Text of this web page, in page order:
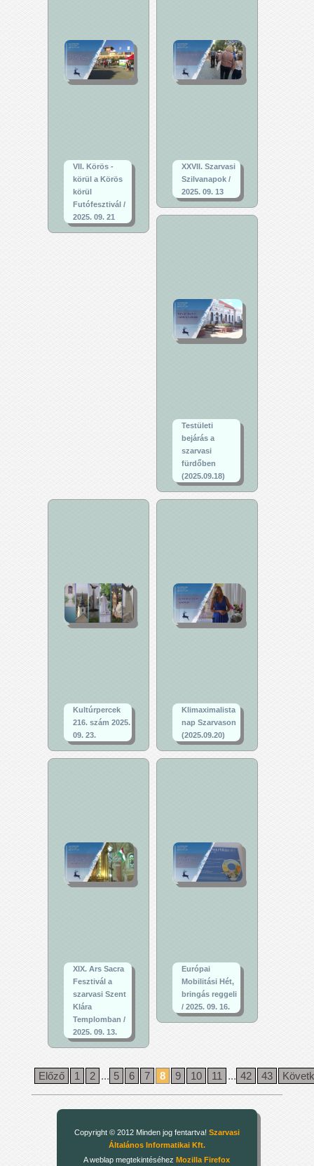
VII. Körös -
körül a Körös
körül
Futófesztivál /
2025. 09. 21
XXVII. Szarvasi
Szilvanapok /
2025. 09. 13
Testületi
bejárás a
szarvasi
fürdőben
(2025.09.18)
Kultúrpercek
216. szám 2025.
09. 23.
Klimaximalista
nap Szarvason
(2025.09.20)
XIX. Ars Sacra
Fesztivál a
szarvasi Szent
Klára
Templomban /
2025. 09. 13.
Európai
Mobilitási Hét,
bringás reggeli
/ 2025. 09. 16.
Előző 1 2 ... 5 6 7 8 9 10 11 ... 42 43
Copyright © 2012 Minden jog fentartva! Szarvasi
Általános Informatikai Kft.
A weblap megtekintéséhezMozilla Firefox